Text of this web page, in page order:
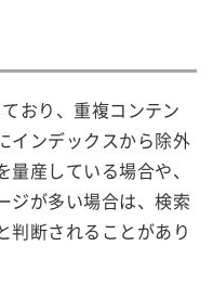
おり、重複コンテン
インデックスから除外
産している場合や、
ジが多い場合は、検索
判断されることがあり